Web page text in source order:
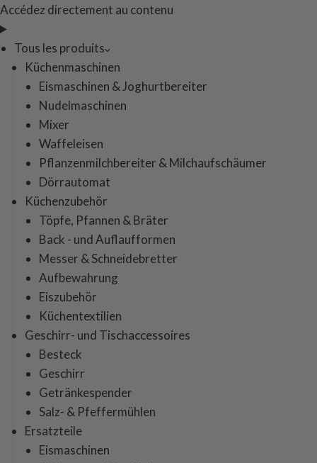
Accédez directement au contenu
Tous les produits
Küchenmaschinen
Eismaschinen & Joghurtbereiter
Nudelmaschinen
Mixer
Waffeleisen
Pflanzenmilchbereiter & Milchaufschäumer
Dörrautomat
Küchenzubehör
Töpfe, Pfannen & Bräter
Back - und Auflaufformen
Messer & Schneidebretter
Aufbewahrung
Eiszubehör
Küchentextilien
Geschirr- und Tischaccessoires
Besteck
Geschirr
Getränkespender
Salz- & Pfeffermühlen
Ersatzteile
Eismaschinen